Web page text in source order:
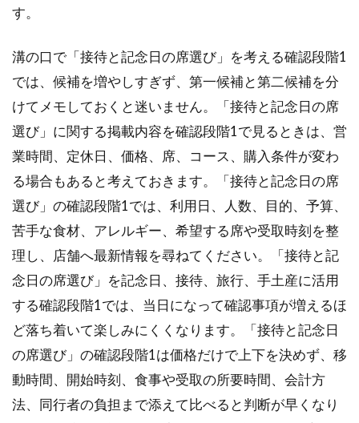
す。
溝の口で「接待と記念日の席選び」を考える確認段階1
では、候補を増やしすぎず、第一候補と第二候補を分
けてメモしておくと迷いません。「接待と記念日の席
選び」に関する掲載内容を確認段階1で見るときは、営
業時間、定休日、価格、席、コース、購入条件が変わ
る場合もあると考えておきます。「接待と記念日の席
選び」の確認段階1では、利用日、人数、目的、予算、
苦手な食材、アレルギー、希望する席や受取時刻を整
理し、店舗へ最新情報を尋ねてください。「接待と記
念日の席選び」を記念日、接待、旅行、手土産に活用
する確認段階1では、当日になって確認事項が増えるほ
ど落ち着いて楽しみにくくなります。「接待と記念日
の席選び」の確認段階1は価格だけで上下を決めず、移
動時間、開始時刻、食事や受取の所要時間、会計方
法、同行者の負担まで添えて比べると判断が早くなり